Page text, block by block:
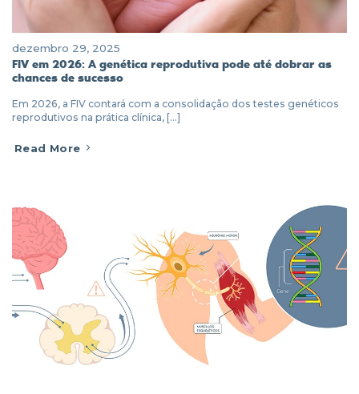
dezembro 29, 2025
FIV em 2026: A genética reprodutiva pode até dobrar as
chances de sucesso
Em 2026, a FIV contará com a consolidação dos testes genéticos
reprodutivos na prática clínica, [...]
Read More